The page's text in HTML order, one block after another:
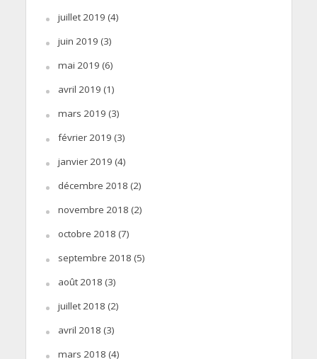
juillet 2019 (4)
juin 2019 (3)
mai 2019 (6)
avril 2019 (1)
mars 2019 (3)
février 2019 (3)
janvier 2019 (4)
décembre 2018 (2)
novembre 2018 (2)
octobre 2018 (7)
septembre 2018 (5)
août 2018 (3)
juillet 2018 (2)
avril 2018 (3)
mars 2018 (4)